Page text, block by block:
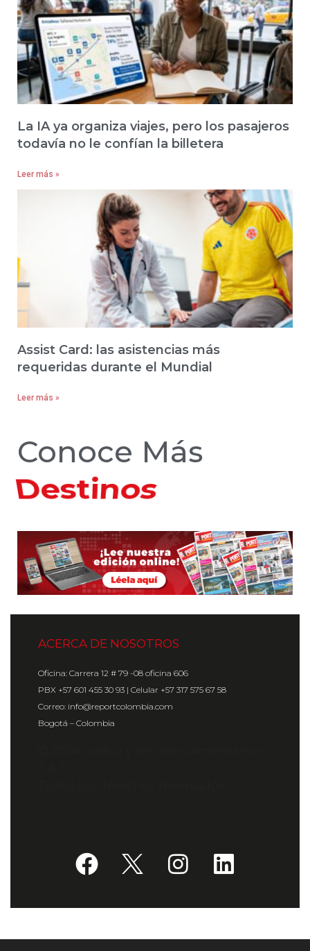
La IA ya organiza viajes, pero los pasajeros
todavía no le confían la billetera
Leer más »
Assist Card: las asistencias más
requeridas durante el Mundial
Leer más »
Conoce Más
Hoteles
ACERCA DE NOSOTROS
Oficina: Carrera 12 # 79 -08 oficina 606
PBX +57 601 455 30 93 | Celular +57 317 575 67 58
Correo: info@reportcolombia.com
Bogotá – Colombia